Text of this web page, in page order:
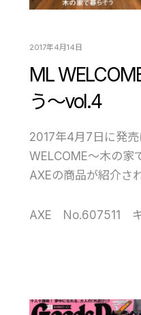
2017年4月14日
ML
う～vol.4
2017年4月7日に発
WELCOME～木の家
AXEの商品が紹介さ
AXE No.607511